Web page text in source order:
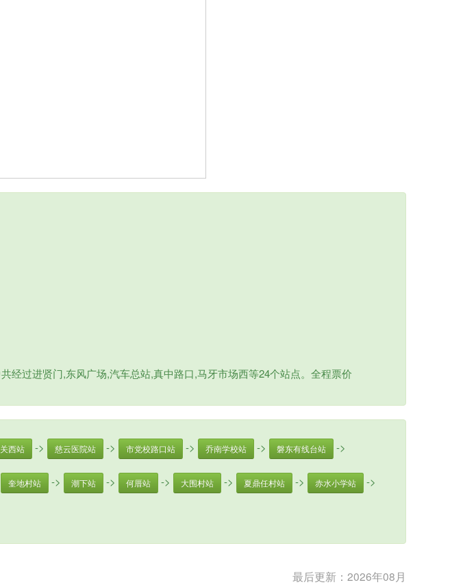
经过进贤门,东风广场,汽车总站,真中路口,马牙市场西等24个站点。全程票价
西站 -> 慈云医院站 -> 市党校路口站 -> 乔南学校站 -> 磐东有线台站 ->
奎地村站 -> 潮下站 -> 何厝站 -> 大围村站 -> 夏鼎任村站 -> 赤水小学站 ->
最后更新：2026年08月